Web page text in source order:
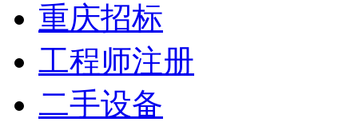
重庆招标
工程师注册
二手设备